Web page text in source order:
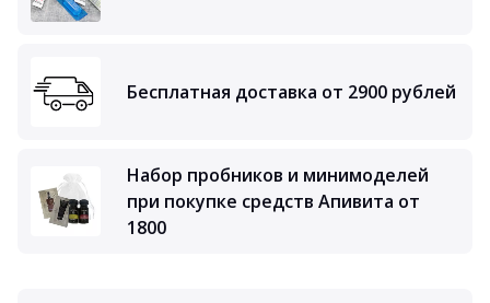
Бесплатная доставка от 2900 рублей
Набор пробников и минимоделей
при покупке средств Апивита от
1800